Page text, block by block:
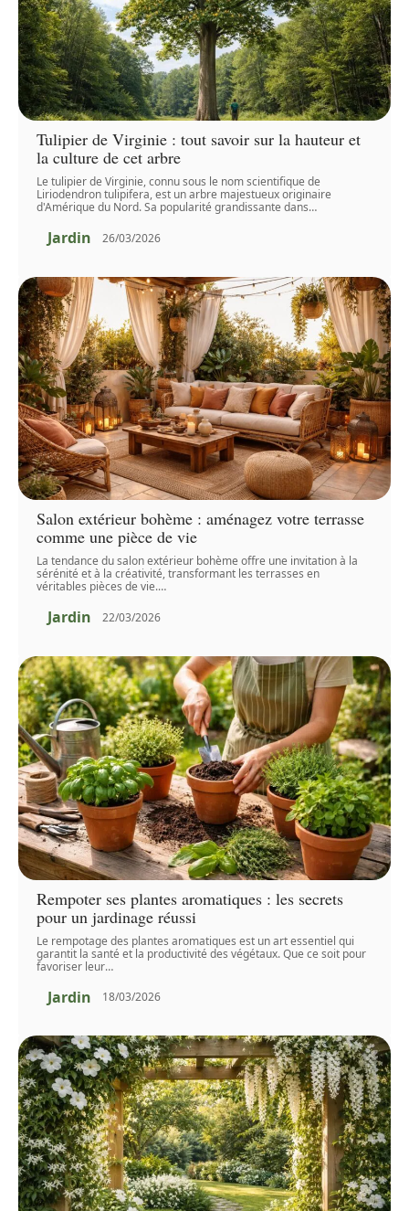
Tulipier de Virginie : tout savoir sur la hauteur et
la culture de cet arbre
Le tulipier de Virginie, connu sous le nom scientifique de
Liriodendron tulipifera, est un arbre majestueux originaire
d'Amérique du Nord. Sa popularité grandissante dans…
Jardin 26/03/2026
Salon extérieur bohème : aménagez votre terrasse
comme une pièce de vie
La tendance du salon extérieur bohème offre une invitation à la
sérénité et à la créativité, transformant les terrasses en
véritables pièces de vie.…
Jardin 22/03/2026
Rempoter ses plantes aromatiques : les secrets
pour un jardinage réussi
Le rempotage des plantes aromatiques est un art essentiel qui
garantit la santé et la productivité des végétaux. Que ce soit pour
favoriser leur…
Jardin 18/03/2026